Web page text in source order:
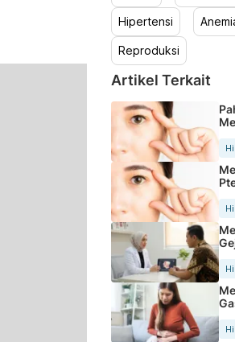
Hipertensi
Reproduksi
Artikel Terkait